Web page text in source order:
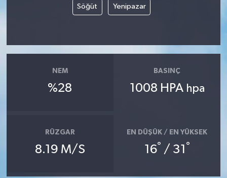
Söğüt Yenipazar
NEM
%28
BASINÇ
1008 HPA hpa
RÜZGAR
8.19 M/S
EN DÜŞÜK / EN YÜKSEK
16° / 31 °